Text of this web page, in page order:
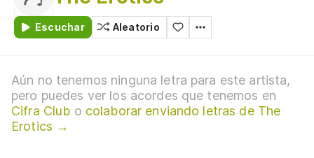
Escuchar Aleatorio
Aún no tenemos ninguna letra para este artista,
pero puedes ver los acordes que tenemos en
Cifra Club o colaborar enviando letras de The
Erotics →